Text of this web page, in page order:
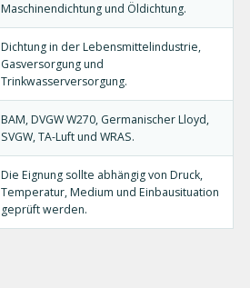
Maschinendichtung und Öldichtung.
Dichtung in der Lebensmittelindustrie,
Gasversorgung und
Trinkwasserversorgung.
BAM, DVGW W270, Germanischer Lloyd,
SVGW, TA-Luft und WRAS.
Die Eignung sollte abhängig von Druck,
Temperatur, Medium und Einbausituation
geprüft werden.